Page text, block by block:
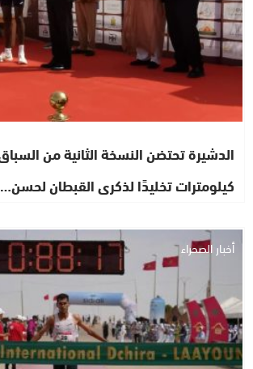
كيلومترات تخليدًا لذكرى القبطان لحسن…
أخبار الصحراء